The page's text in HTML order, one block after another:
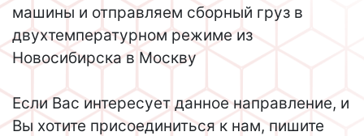
машины и отправляем сборный груз в
двухтемпературном режиме из
Новосибирска в Москву
Если Вас интересует данное направление, и
Вы хотите присоединиться к нам, пишите